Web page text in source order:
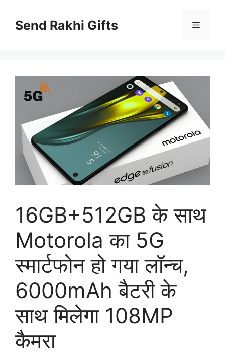
contentSend Rakhi Gifts Menu
16GB+512GB के साथ
Motorola का 5G
स्मार्टफोन हो गया लॉन्च,
6000mAh बैटरी के
साथ मिलेगा 108MP
कैमरा